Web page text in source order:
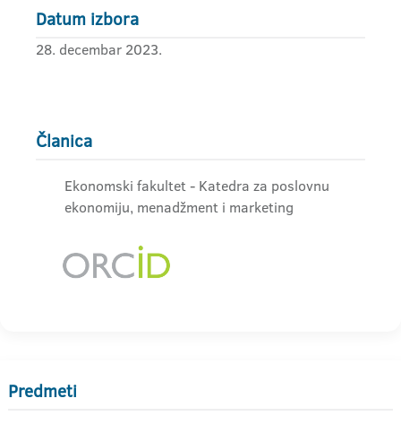
Datum izbora
28. decembar 2023.
Članica
Ekonomski fakultet - Katedra za poslovnu
ekonomiju, menadžment i marketing
Predmeti